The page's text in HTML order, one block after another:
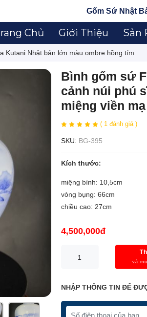
Gốm Sứ Nhật
Chủ Giới Thiệu Sản
Kutani Nhật bản lớn màu ombre hồng tím
Bình gốm sứ
cảnh núi phú
miệng viền
( 1 đánh giá )
SKU: BG-395
Kích thước:
miệng bình: 10,5cm
vòng bụng: 66cm
chiều cao: 27cm
4,500,000đ
và
NHẬP THÔNG TIN ĐỂ